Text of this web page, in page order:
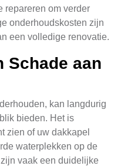
repareren om verder
onderhoudskosten zijn
een volledige renovatie.
Schade aan
kan langdurig
bieden. Het is
zien of uw dakkapel
waterplekken op de
vaak een duidelijke